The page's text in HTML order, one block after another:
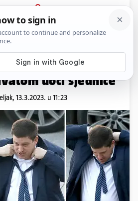
PRIJAVA
News Komentari
Butković se
uoči sjednice
13.3.2023. u 11:23